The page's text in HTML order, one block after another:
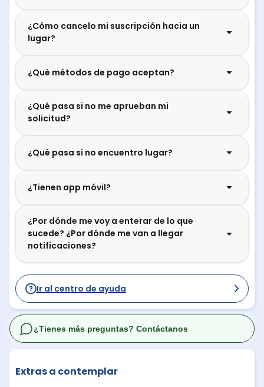
¿Cómo cancelo mi suscripción hacia un
lugar?
¿Qué métodos de pago aceptan?
¿Qué pasa si no me aprueban mi
solicitud?
¿Qué pasa si no encuentro lugar?
¿Tienen app móvil?
¿Por dónde me voy a enterar de lo que
sucede? ¿Por dónde me van a llegar
notificaciones?
Ir al centro de ayuda
Extras a contemplar
¿Tienes más preguntas? Contáctanos